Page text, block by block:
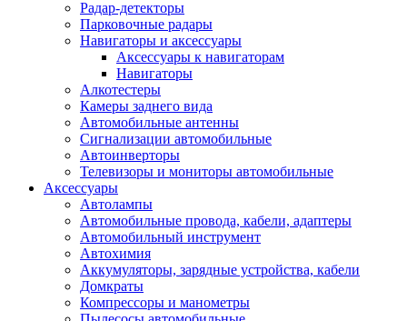
Валы переноса заряда/магнитные валы
Валы резиновые/тефлоновые
Втулки/подшипники/бушинги
Девелоперы
Дозирущие лезвия
Другие зип
Кабели
Крышки
Лампы
Лотки, кассеты
Моторы/двигатели/редукторы
Платы форматирования
Ракели
Ролики/наборы роликов/насадки
Сервисные наборы
Смазки
Радар-детекторы
Парковочные радары
Навигаторы и аксессуары
Аксессуары к навигаторам
Навигаторы
Алкотестеры
Камеры заднего вида
Автомобильные антенны
Сигнализации автомобильные
Автоинверторы
Телевизоры и мониторы автомобильные
Аксессуары
Автолампы
Автомобильные провода, кабели, адаптеры
Автомобильный инструмент
Автохимия
Аккумуляторы, зарядные устройства, кабели
Домкраты
Компрессоры и манометры